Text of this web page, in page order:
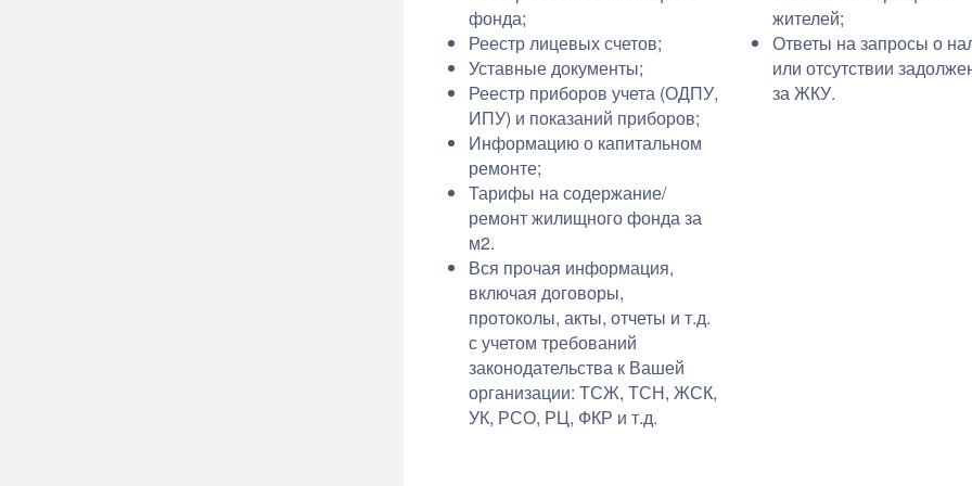
фонда;
Реестр лицевых счетов;
Уставные документы;
Реестр приборов учета (ОДПУ,
ИПУ) и показаний приборов;
Информацию о капитальном
ремонте;
Тарифы на содержание/
ремонт жилищного фонда за
м2.
Вся прочая информация,
включая договоры,
протоколы, акты, отчеты и т.д.
с учетом требований
законодательства к Вашей
организации: ТСЖ, ТСН, ЖСК,
УК, РСО, РЦ, ФКР и т.д.
жителей;
Ответы на запросы о
или отсутствии
за ЖКУ.